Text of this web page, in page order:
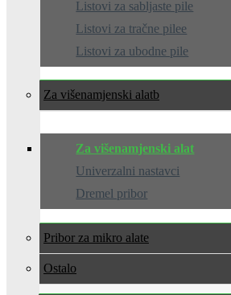
Listovi za sabljaste pile
Listovi za tračne pilee
Listovi za ubodne pile
Za višenamjenski alat
Za višenamjenski alat
Univerzalni nastavci
Dremel pribor
Pribor za mikro alate
Ostalo